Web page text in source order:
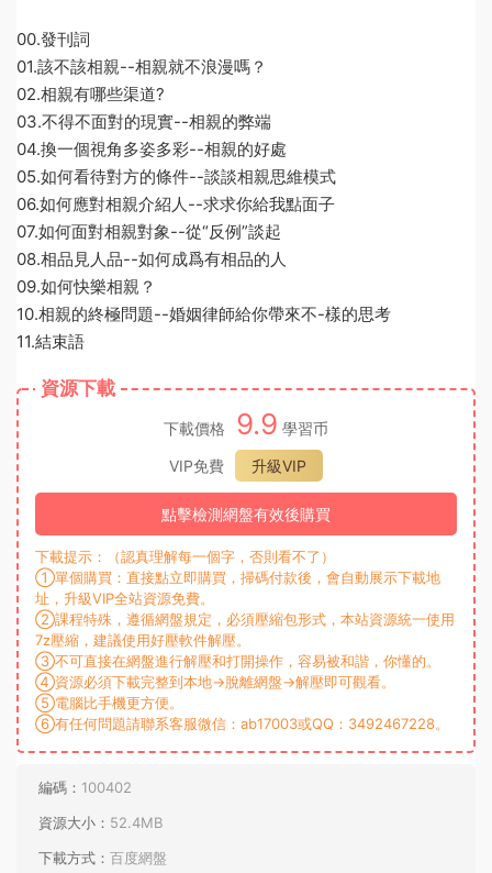
00.發刊詞
01.該不該相親--相親就不浪漫嗎？
02.相親有哪些渠道?
03.不得不面對的現實--相親的弊端
04.換一個視角多姿多彩--相親的好處
05.如何看待對方的條件--談談相親思維模式
06.如何應對相親介紹人--求求你給我點面子
07.如何面對相親對象--從“反例”談起
08.相品見人品--如何成爲有相品的人
09.如何快樂相親？
10.相親的終極問題--婚姻律師給你帶來不-樣的思考
11.結束語
資源下載
下載價格 9.9 學習币
VIP免費
升級VIP
點擊檢測網盤有效後購買
下載提示：（認真理解每一個字，否則看不了）
①單個購買：直接點立即購買，掃碼付款後，會自動展示下載地
址，升級VIP全站資源免費。
②課程特殊，遵循網盤規定，必須壓縮包形式，本站資源統一使用
7z壓縮，建議使用好壓軟件解壓。
③不可直接在網盤進行解壓和打開操作，容易被和諧，你懂的。
④資源必須下載完整到本地→脫離網盤→解壓即可觀看。
⑤電腦比手機更方便。
⑥有任何問題請聯系客服微信：ab17003或QQ：3492467228。
編碼： 100402
資源大小： 52.4MB
下載方式： 百度網盤